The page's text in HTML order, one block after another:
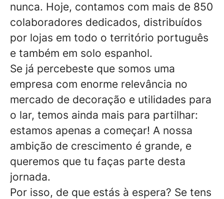
nunca. Hoje, contamos com mais de 850
colaboradores dedicados, distribuídos
por lojas em todo o território português
e também em solo espanhol.
Se já percebeste que somos uma
empresa com enorme relevância no
mercado de decoração e utilidades para
o lar, temos ainda mais para partilhar:
estamos apenas a começar! A nossa
ambição de crescimento é grande, e
queremos que tu faças parte desta
jornada.
Por isso, de que estás à espera? Se tens